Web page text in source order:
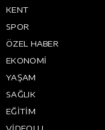
KENT
SPOR
ÖZEL HABER
EKONOMİ
YAŞAM
SAĞLIK
EĞİTİM